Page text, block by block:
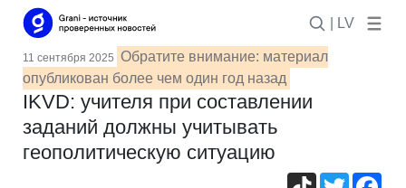
| LV
11 сентября 2025 Обратите внимание: материал
опубликован более чем один год назад
IKVD: учителя при составлении
заданий должны учитывать
геополитическую ситуацию
TikTokTwitter